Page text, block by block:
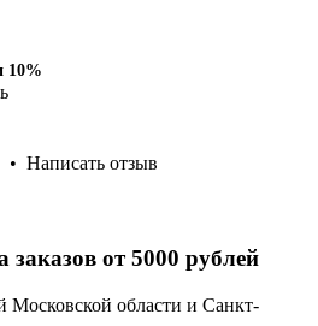
10%
• Написать отзыв
заказов от 5000 рублей
Московской области и Санкт-